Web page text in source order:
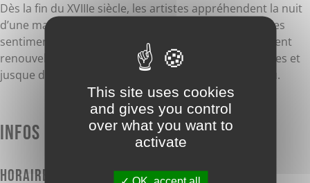
Dès la fin du XVIIIe siècle, les artistes appréhendent la nuit
d’une manière nouvelle. Les scènes liées à la nuit et les
sentiments qu’elles procurent sont alors profondément
renouvelés par les artistes romantiques et symbolistes et
jusque dans les productions du courant Art Nouveau.
Infos pratiques
Horaires
This site uses cookies
and gives you control
over what you want to
activate
OK, accept all